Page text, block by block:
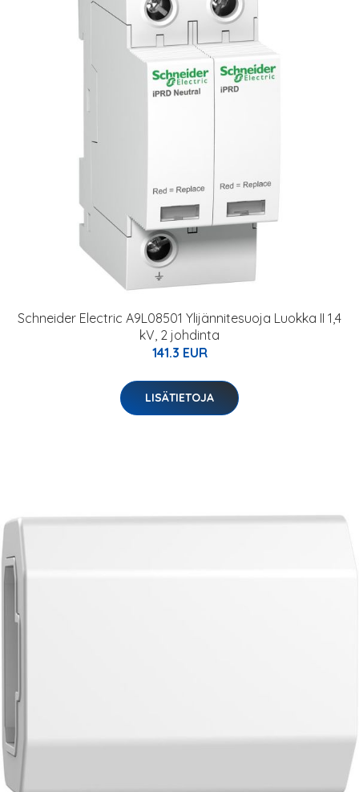
Schneider Electric A9L08501 Ylijännitesuoja Luokka II 1,4
kV, 2 johdinta
141.3 EUR
LISÄTIETOJA